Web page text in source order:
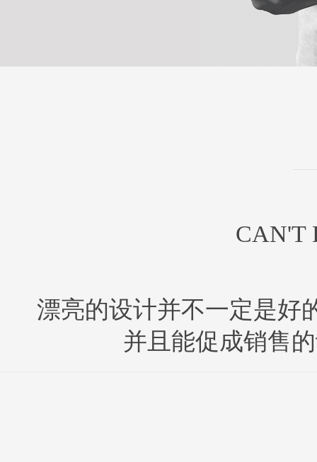
CAN'T
漂亮的设计并不一定是好
并且能促成销售